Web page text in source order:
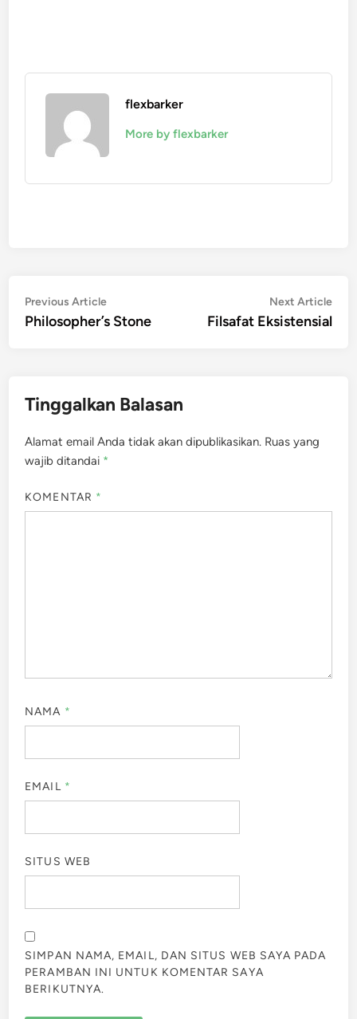
flexbarker
More by flexbarker
Navigasi
pos
Previous ArticlePrevious
article:
Philosopher’s Stone
Next Article
Filsafat Eksistensial
Tinggalkan Balasan
Alamat email Anda tidak akan dipublikasikan. Ruas yang
wajib ditandai *
KOMENTAR *
NAMA *
EMAIL *
SITUS WEB
SIMPAN NAMA, EMAIL, DAN SITUS WEB SAYA PADA
PERAMBAN INI UNTUK KOMENTAR SAYA
BERIKUTNYA.